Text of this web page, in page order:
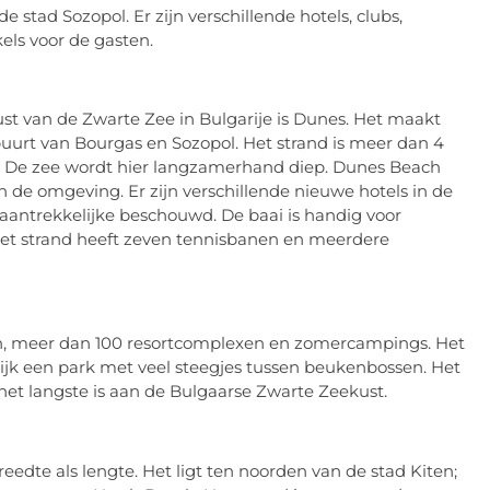
Sozopol. Er zijn verschillende hotels, clubs,
voor de gasten.
van de Zwarte Zee in Bulgarije is Dunes. Het maakt
van Bourgas en Sozopol. Het strand is meer dan 4
zee wordt hier langzamerhand diep. Dunes Beach
omgeving. Er zijn verschillende nieuwe hotels in de
beschouwd. De baai is handig voor
strand heeft zeven tennisbanen en meerdere
dan 100 resortcomplexen en zomercampings. Het
een park met veel steegjes tussen beukenbossen. Het
langste is aan de Bulgaarse Zwarte Zeekust.
als lengte. Het ligt ten noorden van de stad Kiten;